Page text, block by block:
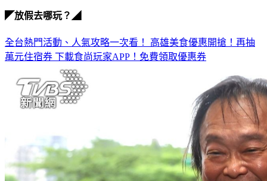
◤放假去哪玩？◢
全台熱門活動、人氣攻略一次看！ 高雄美食優惠開搶！再抽
萬元住宿券 下載食尚玩家APP！免費領取優惠券